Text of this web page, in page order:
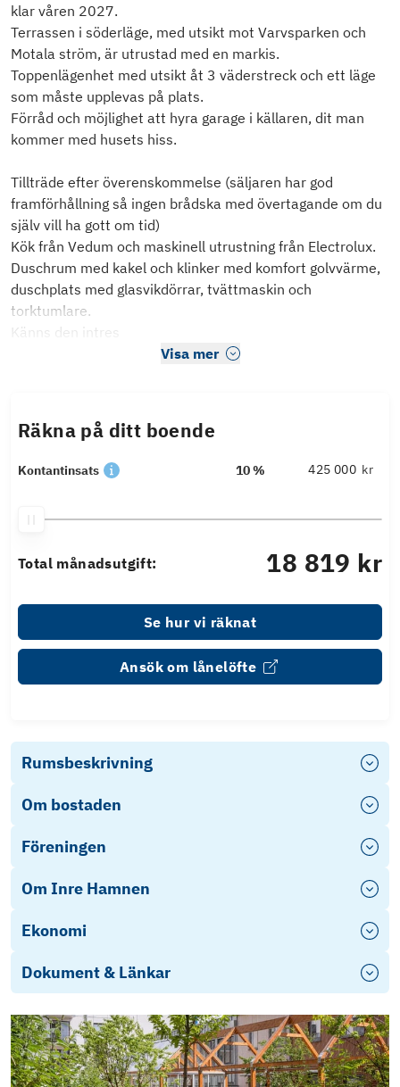
klar våren 2027.
Terrassen i söderläge, med utsikt mot Varvsparken och
Motala ström, är utrustad med en markis.
Toppenlägenhet med utsikt åt 3 väderstreck och ett läge
som måste upplevas på plats.
Förråd och möjlighet att hyra garage i källaren, dit man
kommer med husets hiss.
Tillträde efter överenskommelse (säljaren har god
framförhållning så ingen brådska med övertagande om du
själv vill ha gott om tid)
Kök från Vedum och maskinell utrustning från Electrolux.
Duschrum med kakel och klinker med komfort golvvärme,
duschplats med glasvikdörrar, tvättmaskin och
torktumlare.
Känns den intres
Visa mer
Räkna på ditt boende
Kontantinsats 10 % kr
Total månadsutgift: 18 819 kr
Se hur vi räknat
Ansök om lånelöfte
Rumsbeskrivning
Om bostaden
Föreningen
Om Inre Hamnen
Ekonomi
Dokument & Länkar
Stadgar
Energideklaration